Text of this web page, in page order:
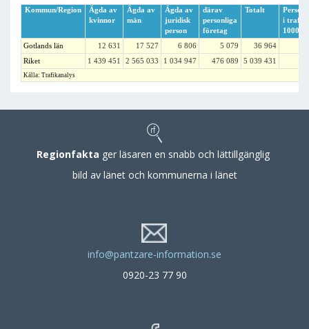
Kommun/Region
Ägda av
kvinnor
Ägda av
män
Ägda av
juridisk
person
därav
personliga
företag
Totalt
i trafik
1000
Gotlands län
12 631 17 527 6 806 5 079
36 964
Riket
1 439 451 2 565 033 1 034 947 476 089 5 039 431
Källa: Trafikanalys
Regionfakta ger läsaren en snabb och lättillgänglig
bild av länet och kommunerna i länet
info@pantzare-information.se
0920-23 77 90